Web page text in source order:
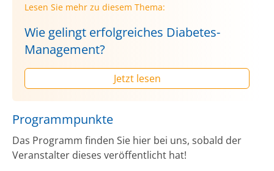
Lesen Sie mehr zu diesem Thema:
Wie gelingt erfolgreiches Diabetes-
Management?
Jetzt lesen
Programmpunkte
Das Programm finden Sie hier bei uns, sobald der
Veranstalter dieses veröffentlicht hat!